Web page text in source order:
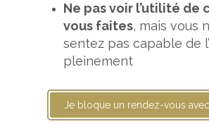
Ne pas voir l’utilité de
vous faites, mais vous
sentez pas capable de
pleinement
Je bloque un rendez-vous